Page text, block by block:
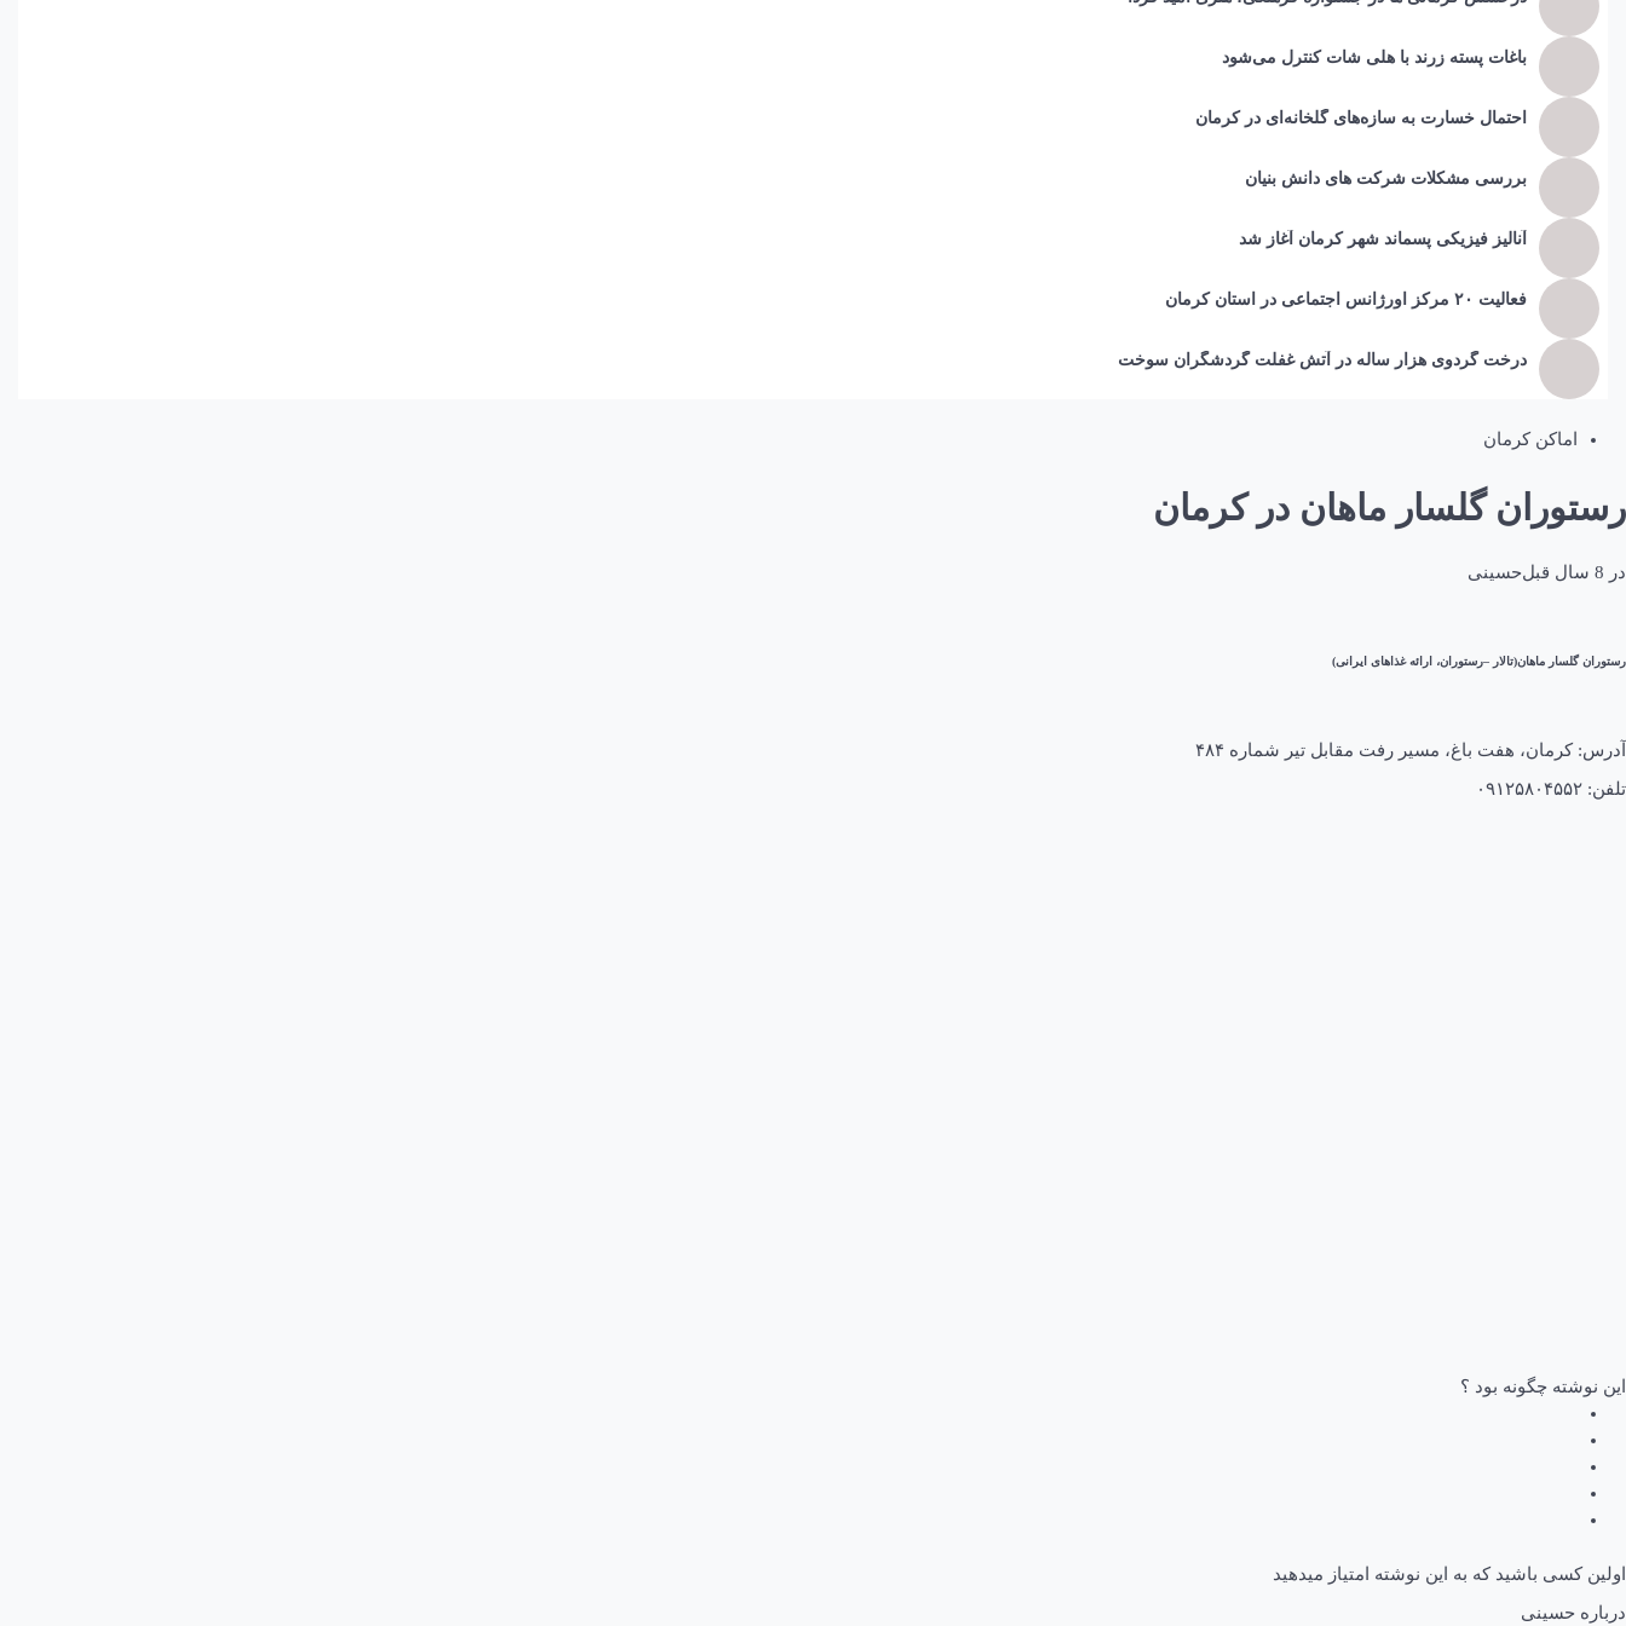
باغات پسته زرند با هلی شات کنترل می‌شود
احتمال خسارت به ساز‌ه‌های گلخانه‌ای در کرمان
بررسی مشکلات شرکت های دانش بنیان
آنالیز فیزیکی پسماند شهر کرمان آغاز شد
فعالیت ۲۰ مرکز اورژانس اجتماعی در استان کرمان
درخت گردوی هزار ساله در آتش غفلت گردشگران سوخت
اماکن کرمان
رستوران گلسار ماهان در کرمان
در 8 سال قبل حسینی
رستوران گلسار ماهان(تالار –رستوران، ارائه غذاهای ایرانی)
آدرس: کرمان، هفت باغ، مسیر رفت مقابل تیر شماره ۴۸۴
تلفن: ۰۹۱۲۵۸۰۴۵۵۲
این نوشته چگونه بود ؟
اولین کسی باشید که به این نوشته امتیاز میدهید
درباره حسینی